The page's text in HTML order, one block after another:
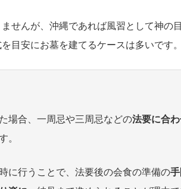
せんが、沖縄であれば風習として神の
目安にお墓を建てるケースは多いです。
合、一周忌や三周忌などの法要に合
。
に行うことで、法要後の会食の準備の